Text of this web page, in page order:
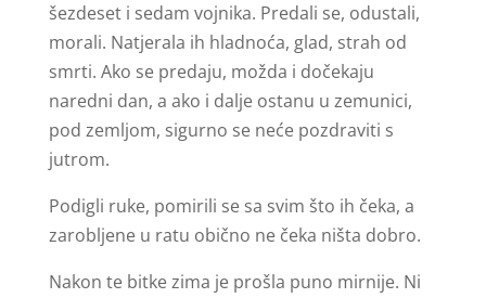
šezdeset i sedam vojnika. Predali se, odustali,
morali. Natjerala ih hladnoća, glad, strah od
smrti. Ako se predaju, možda i dočekaju
naredni dan, a ako i dalje ostanu u zemunici,
pod zemljom, sigurno se neće pozdraviti s
jutrom.
Podigli ruke, pomirili se sa svim što ih čeka, a
zarobljene u ratu obično ne čeka ništa dobro.
Nakon te bitke zima je prošla puno mirnije. Ni